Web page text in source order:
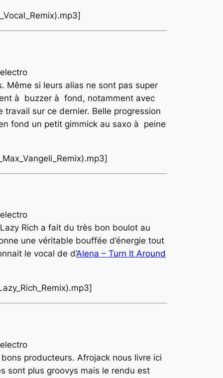
Même si leurs alias ne sont pas super
à buzzer à fond, notamment avec
travail sur ce dernier. Belle progression
fond un petit gimmick au saxo à peine
Rich a fait du très bon boulot au
une véritable bouffée d’énergie tout
le vocal de d’Alena – Turn It Around
producteurs. Afrojack nous livre ici
sont plus groovys mais le rendu est